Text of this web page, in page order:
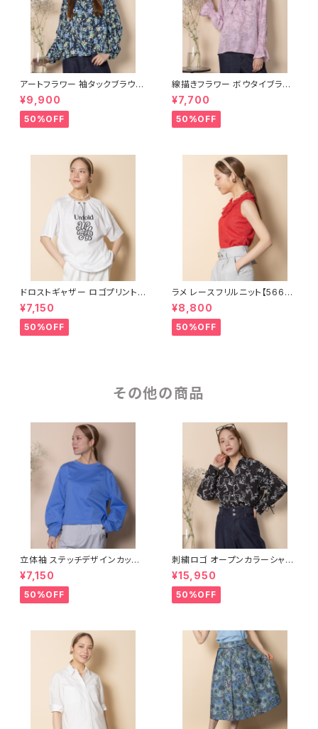
アートフラワー 袖タックブラウス
【5664006】
¥9,900
50%OFF
線描きフラワー ボウタイブラウ
ス【5664004】
¥7,700
50%OFF
ドロストギャザー ロゴプリントカ
ットソー【8260103】
¥7,150
50%OFF
ラメ レースフリルニット【56681
01】
¥8,800
50%OFF
その他の商品
立体袖 ステッチデザインカットソ
ー【8260002】
¥7,150
50%OFF
刺繍ロゴ オープンカラーシャツ
【8264006】
¥15,950
50%OFF